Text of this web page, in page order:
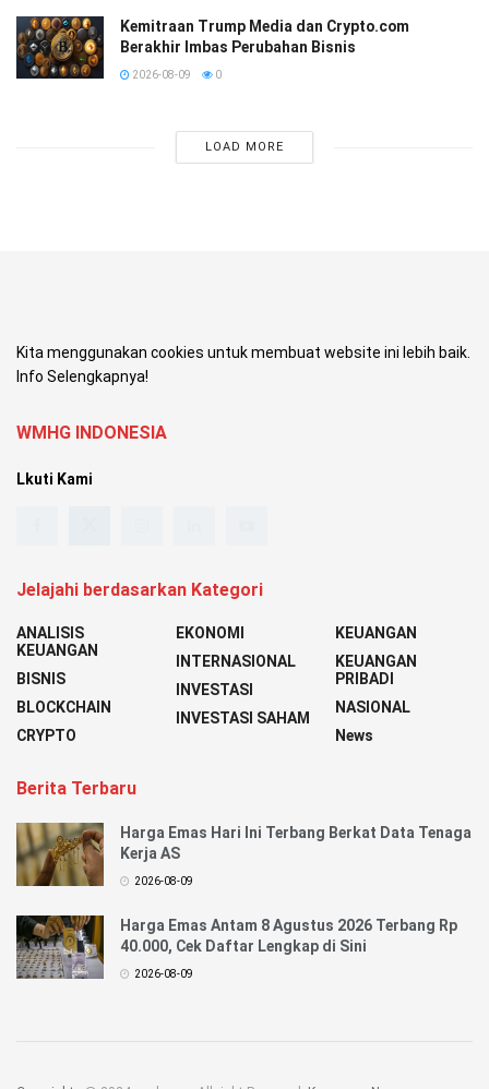
Kemitraan Trump Media dan Crypto.com
Berakhir Imbas Perubahan Bisnis
2026-08-09 0
LOAD MORE
Kita menggunakan cookies untuk membuat website ini lebih baik.
Info Selengkapnya!
WMHG INDONESIA
Lkuti Kami
Jelajahi berdasarkan Kategori
ANALISIS
KEUANGAN
BISNIS
BLOCKCHAIN
CRYPTO
EKONOMI
INTERNASIONAL
INVESTASI
INVESTASI SAHAM
KEUANGAN
KEUANGAN
PRIBADI
NASIONAL
News
Berita Terbaru
Harga Emas Hari Ini Terbang Berkat Data Tenaga
Kerja AS
2026-08-09
Harga Emas Antam 8 Agustus 2026 Terbang Rp
40.000, Cek Daftar Lengkap di Sini
2026-08-09